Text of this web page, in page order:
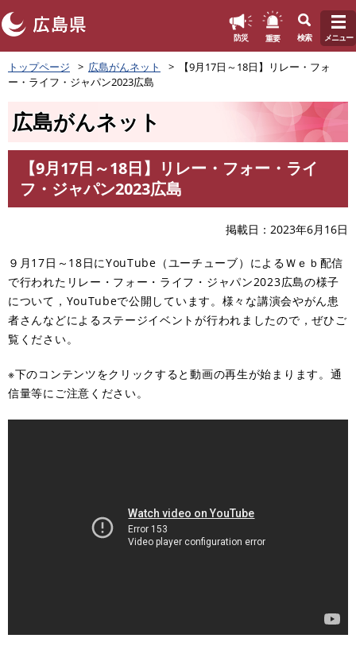
ペ
ー
防災 重要 検索 メニュー
トップページ 広島がんネット
【9月17日～18日】リレー・フォ
ー・ライフ・ジャパン2023広島
広島がんネット
【9月17日～18日】リレー・フォー・ライ
フ・ジャパン2023広島
掲載日 2023年6月16日
９月17日～18日にYouTube（ユーチューブ）によるＷｅｂ配信
で行われたリレー・フォー・ライフ・ジャパン2023広島の様子
について，YouTubeで公開しています。様々な講演会やがん患
者さんなどによるステージイベントが行われましたので，ぜひご
覧ください。​
※下のコンテンツをクリックすると動画の再生が始まります。通
信量等にご注意ください。